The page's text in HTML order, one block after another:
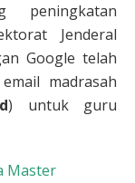
peningkatan
Jenderal
Google telah
madrasah
) untuk guru
Master